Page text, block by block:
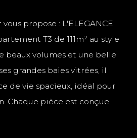
propose : L'ELEGANCE
T3 de 111m² au style
beaux volumes et une belle
grandes baies vitrées, il
de vie spacieux, idéal pour
Chaque pièce est conçue